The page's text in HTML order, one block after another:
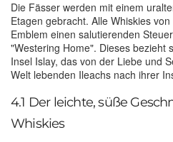
Die Fässer werden mit einem
Etagen gebracht. Alle Whiskies
Emblem einen salutierenden
"Westering Home". Dieses bezieht
Insel Islay, das von der Liebe und
Welt lebenden Ileachs nach ihrer
4.1 Der leichte, süße
Whiskies